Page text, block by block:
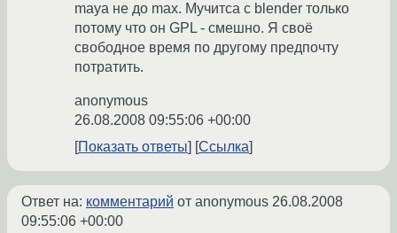
maya не до max. Мучитса с blender только
потому что он GPL - смешно. Я своё
свободное время по другому предпочту
потратить.
anonymous
26.08.2008 09:55:06 +00:00
Показать ответы
Ссылка
Ответ на: комментарий от anonymous 26.08.2008
09:55:06 +00:00